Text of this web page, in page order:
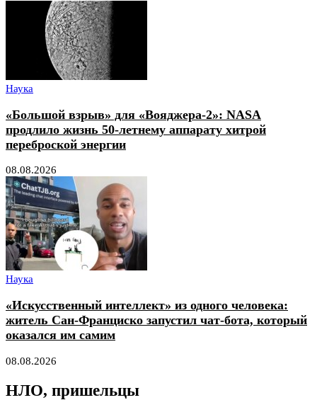
Наука
«Большой взрыв» для «Вояджера-2»: NASA
продлило жизнь 50-летнему аппарату хитрой
переброской энергии
08.08.2026
Наука
«Искусственный интеллект» из одного человека:
житель Сан-Франциско запустил чат-бота, который
оказался им самим
08.08.2026
НЛО, пришельцы